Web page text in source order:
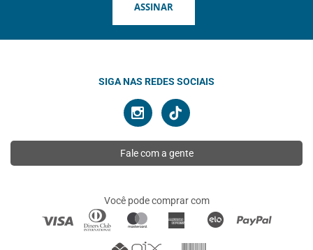
ASSINAR
SIGA NAS REDES SOCIAIS
Fale com a gente
Você pode comprar com